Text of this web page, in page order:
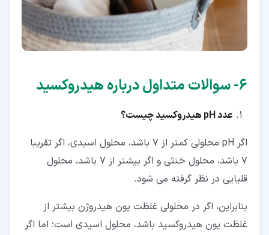
۶‏- سوالات متداول درباره هیدروکسید
عدد pH
هیدروکسید چیست؟
اگر pH محلولی کمتر از 7 باشد، محلول اسیدی، اگر تقریبا
7 باشد، محلول خنثی و اگر بیشتر از 7 باشد، محلول
قلیایی در نظر گرفته می شود.
بنابراین، اگر در محلولی غلظت یون هیدروژن بیشتر از
غلظت یون هیدروکسید باشد، محلول اسیدی است؛ اما اگر